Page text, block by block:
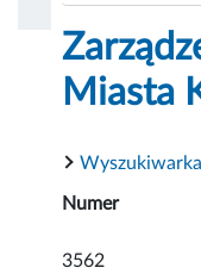
Miasta
Wyszukiwarka
Numer
3562